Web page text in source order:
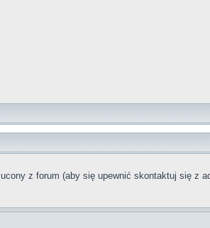
z forum (aby się upewnić skontaktuj się z